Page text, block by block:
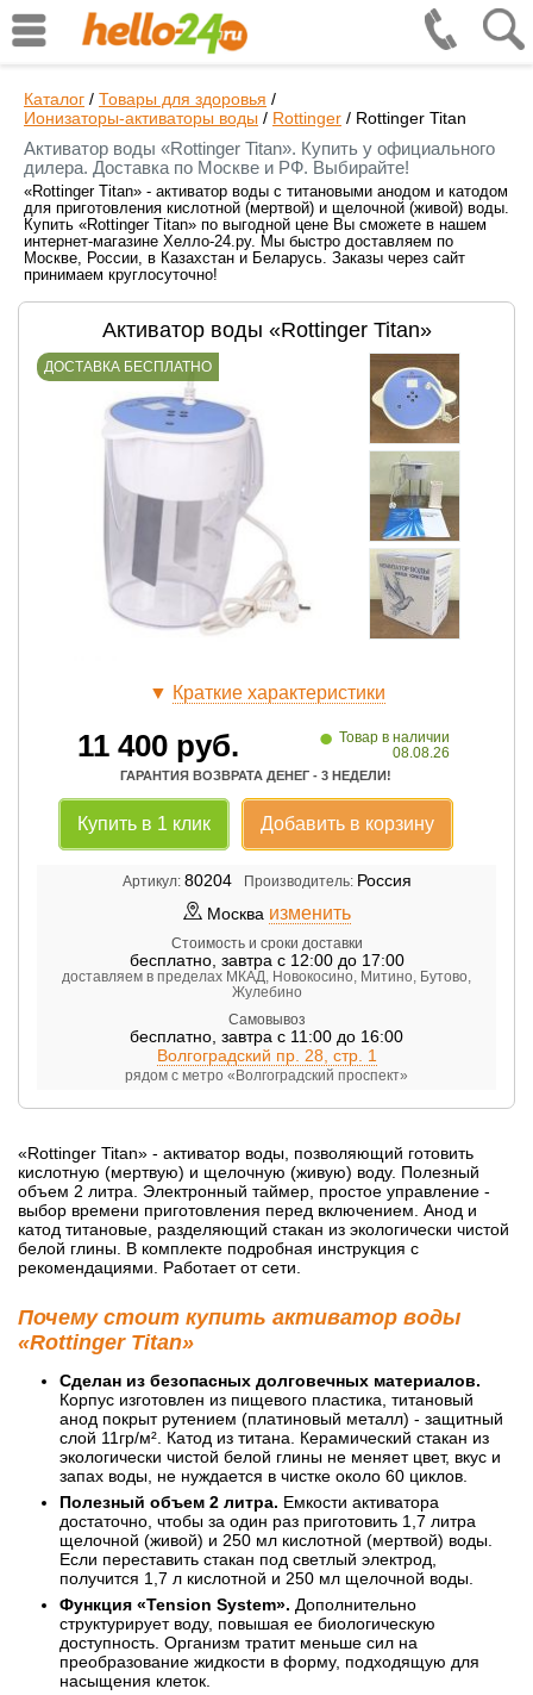
Каталог / Товары для здоровья /
Ионизаторы-активаторы воды / Rottinger / Rottinger Titan
Активатор воды «Rottinger Titan». Купить у официального
дилера. Доставка по Москве и РФ. Выбирайте!
«Rottinger Titan» - активатор воды с титановыми анодом и катодом
для приготовления кислотной (мертвой) и щелочной (живой) воды.
Купить «Rottinger Titan» по выгодной цене Вы сможете в нашем
интернет-магазине Хелло-24.ру. Мы быстро доставляем по
Москве, России, в Казахстан и Беларусь. Заказы через сайт
принимаем круглосуточно!
Активатор воды «Rottinger Titan»
ДОСТАВКА БЕСПЛАТНО
▼ Краткие характеристики
11 400 руб. • Товар в наличии
08.08.26
ГАРАНТИЯ ВОЗВРАТА ДЕНЕГ - 3 НЕДЕЛИ!
Купить в 1 клик Добавить в корзину
Артикул: 80204 Производитель: Россия
Москва изменить
Стоимость и сроки доставки
бесплатно, завтра с 12:00 до 17:00
доставляем в пределах МКАД, Новокосино, Митино, Бутово,
Жулебино
Самовывоз
бесплатно завтра с 11:00 до 16:00
Волгоградский пр. 28, стр. 1
рядом с метро «Волгоградский проспект»
«Rottinger Titan» - активатор воды, позволяющий готовить
кислотную (мертвую) и щелочную (живую) воду. Полезный
объем 2 литра. Электронный таймер, простое управление -
выбор времени приготовления перед включением. Анод и
катод титановые, разделяющий стакан из экологически чистой
белой глины. В комплекте подробная инструкция с
рекомендациями. Работает от сети.
Почему стоит купить активатор воды
«Rottinger Titan»
Сделан из безопасных долговечных материалов.
Корпус изготовлен из пищевого пластика, титановый
анод покрыт рутением (платиновый металл) - защитный
слой 11гр/м². Катод из титана. Керамический стакан из
экологически чистой белой глины не меняет цвет, вкус и
запах воды, не нуждается в чистке около 60 циклов.
Полезный объем 2 литра. Емкости активатора
достаточно, чтобы за один раз приготовить 1,7 литра
щелочной (живой) и 250 мл кислотной (мертвой) воды.
Если переставить стакан под светлый электрод,
получится 1,7 л кислотной и 250 мл щелочной воды.
Функция «Tension System». Дополнительно
структурирует воду, повышая ее биологическую
доступность. Организм тратит меньше сил на
преобразование жидкости в форму, подходящую для
насыщения клеток.